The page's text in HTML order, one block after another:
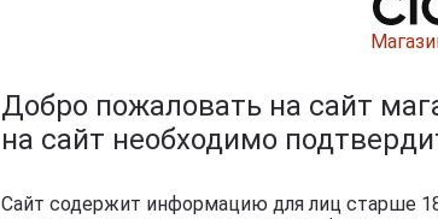
Добро пожаловать на сайт
на сайт необходимо
Сайт содержит информацию для лиц старше